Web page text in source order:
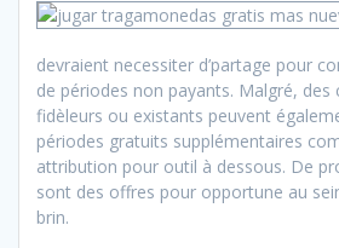
devraient necessiter d’partage pour
de périodes non payants. Malgré, des
fidèleurs ou existants peuvent
périodes gratuits supplémentaires
attribution pour outil à dessous. De
sont des offres pour opportune au
brin.